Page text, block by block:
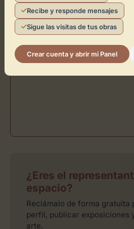
¿Eres el
espacio?
Reclámalo de forma gratuita
perfil, publicar exposiciones
arte.
Recibe y responde mensajes
Sigue las visitas de tus obras
Crear cuenta y abrir mi Panel